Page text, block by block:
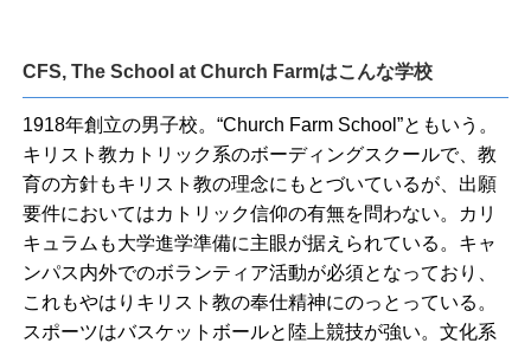
CFS, The School at Church Farmはこんな学校
1918年創立の男子校。“Church Farm School”ともいう。
キリスト教カトリック系のボーディングスクールで、教
育の方針もキリスト教の理念にもとづいているが、出願
要件においてはカトリック信仰の有無を問わない。カリ
キュラムも大学進学準備に主眼が据えられている。キャ
ンパス内外でのボランティア活動が必須となっており、
これもやはりキリスト教の奉仕精神にのっとっている。
スポーツはバスケットボールと陸上競技が強い。文化系